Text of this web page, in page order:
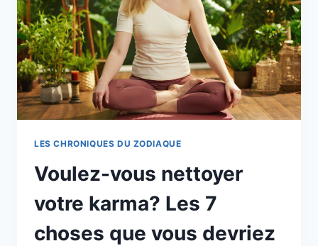
POUR
VOTRE
SIGNE
DU
ZODIAQUE
LES CHRONIQUES DU ZODIAQUE
Voulez-vous nettoyer
votre karma? Les 7
choses que vous devriez